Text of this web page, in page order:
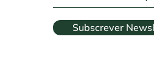
Subscrever